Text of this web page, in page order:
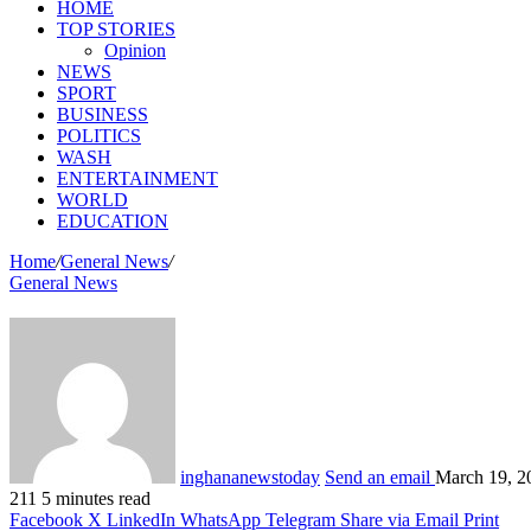
HOME
TOP STORIES
Opinion
NEWS
SPORT
BUSINESS
POLITICS
WASH
ENTERTAINMENT
WORLD
EDUCATION
Home/General News/
General News
inghananewstoday Send an email March 19,
211 5 minutes read
Facebook X LinkedIn WhatsApp Telegram Share via Email Print